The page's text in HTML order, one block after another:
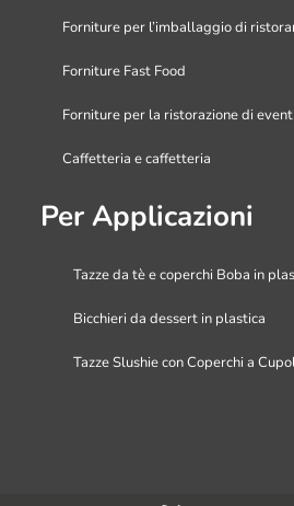
Forniture per l’imballaggio di
Forniture Fast Food
Forniture per la ristorazione di eventi
Caffetteria e caffetteria
Per Applicazioni
Tazze da tè e coperchi Boba in
Bicchieri da dessert in plastica
Tazze Slushie con Coperchi a